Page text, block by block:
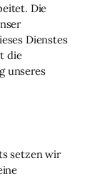
Die
Dienstes
die
unseres
setzen wir